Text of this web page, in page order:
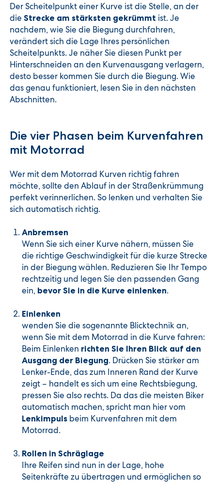
Der Scheitelpunkt einer Kurve ist die Stelle, an der
die Strecke am stärksten gekrümmt ist. Je
nachdem, wie Sie die Biegung durchfahren,
verändert sich die Lage Ihres persönlichen
Scheitelpunkts. Je näher Sie diesen Punkt per
Hinterschneiden an den Kurvenausgang verlagern,
desto besser kommen Sie durch die Biegung. Wie
das genau funktioniert, lesen Sie in den nächsten
Abschnitten.
Die vier Phasen beim Kurvenfahren
mit Motorrad
Wer mit dem Motorrad Kurven richtig fahren
möchte, sollte den Ablauf in der Straßenkrümmung
perfekt verinnerlichen. So lenken und verhalten Sie
sich automatisch richtig.
Anbremsen
Wenn Sie sich einer Kurve nähern, müssen Sie
die richtige Geschwindigkeit für die kurze Strecke
in der Biegung wählen. Reduzieren Sie Ihr Tempo
rechtzeitig und legen Sie den passenden Gang
ein, bevor Sie in die Kurve einlenken.
Einlenken
wenden Sie die sogenannte Blicktechnik an,
wenn Sie mit dem Motorrad in die Kurve fahren:
Beim Einlenken richten Sie Ihren Blick auf den
Ausgang der Biegung. Drücken Sie stärker am
Lenker-Ende, das zum Inneren Rand der Kurve
zeigt – handelt es sich um eine Rechtsbiegung,
pressen Sie also rechts. Da das die meisten Biker
automatisch machen, spricht man hier vom
Lenkimpuls beim Kurvenfahren mit dem
Motorrad.
Rollen in Schräglage
Ihre Reifen sind nun in der Lage, hohe
Seitenkräfte zu übertragen und ermöglichen so